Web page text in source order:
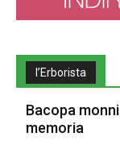
l’Erborista
Bacopa
memoria